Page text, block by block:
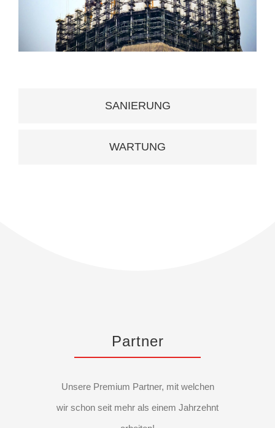
SANIERUNG
WARTUNG
Partner
Unsere Premium Partner, mit welchen
wir schon seit mehr als einem Jahrzehnt